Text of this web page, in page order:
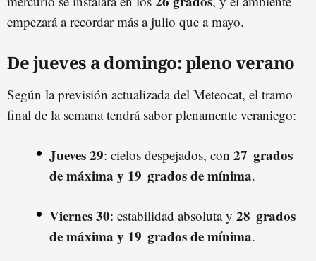
empezará a recordar más a julio que a mayo.
De jueves a domingo: pleno verano
Según la previsión actualizada del Meteocat, el tramo
final de la semana tendrá sabor plenamente veraniego:
Jueves 29: cielos despejados, con 27 grados
de máxima y 19 grados de mínima.
Viernes 30: estabilidad absoluta y 28 grados
de máxima y 19 grados de mínima.